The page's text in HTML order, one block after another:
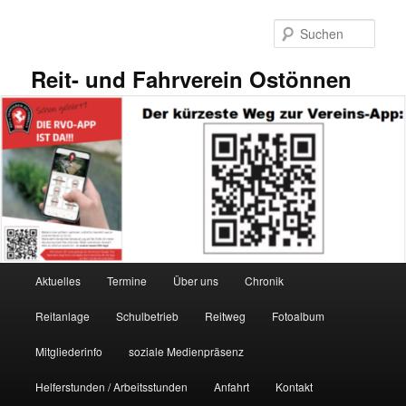
Reit- und Fahrverein Ostönnen
Aktuelles Termine Über uns Chronik
Reitanlage Schulbetrieb Reitweg Fotoalbum
Mitgliederinfo soziale Medienpräsenz
Helferstunden / Arbeitsstunden Anfahrt Kontakt